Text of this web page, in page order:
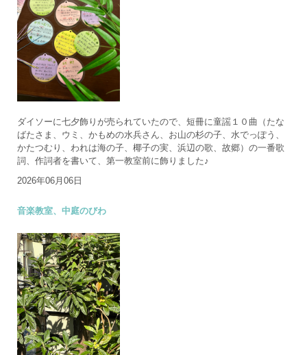
ダイソーに七夕飾りが売られていたので、短冊に童謡１０曲（たな
ばたさま、ウミ、かもめの水兵さん、お山の杉の子、水でっぽう、
かたつむり、われは海の子、椰子の実、浜辺の歌、故郷）の一番歌
詞、作詞者を書いて、第一教室前に飾りました♪
2026年06月06日
音楽教室、中庭のびわ